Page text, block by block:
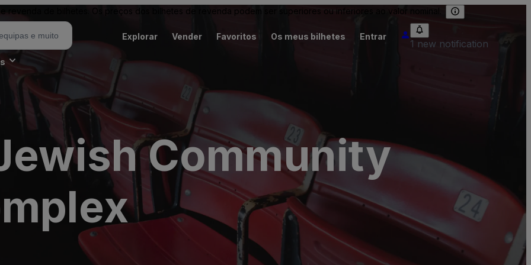
revenda de bilhetes. Os preços dos bilhetes de revenda podem ser superiores ou inferiores ao valor nominal.
Explorar Vender Favoritos Os meus bilhetes Entrar
1 new notification
Community